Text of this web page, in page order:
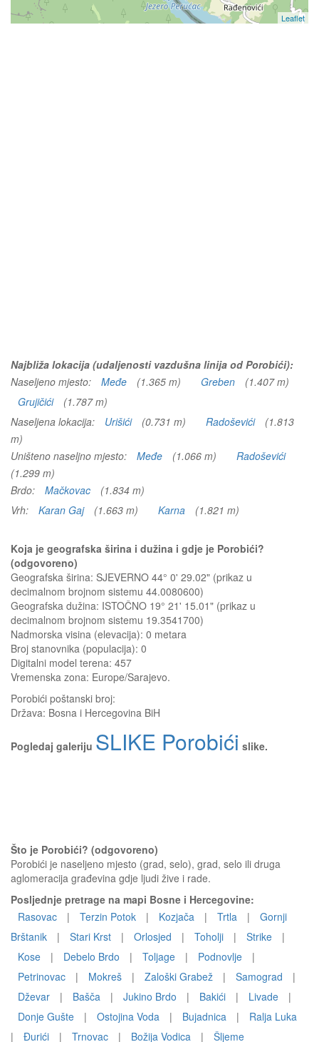
Leaflet
Najbliža lokacija (udaljenosti vazdušna linija od Porobići):
Naseljeno mjesto:
Međe (1.365 m) Greben
(1.407 m)
Grujičići
(1.787 m)
Naseljena lokacija:
Urišići (0.731 m) Radoševići
(1.813
m)
Uništeno naseljno mjesto:
Međe (1.066 m)
Radoševići
(1.299 m)
Brdo:
Mačkovac
(1.834 m)
Vrh:
Karan Gaj (1.663 m) Karna (1.821 m)
Koja je geografska širina i dužina i gdje je Porobići?
(odgovoreno)
Geografska širina: SJEVERNO 44° 0' 29.02" (prikaz u
decimalnom brojnom sistemu 44.0080600)
Geografska dužina: ISTOČNO 19° 21' 15.01" (prikaz u
decimalnom brojnom sistemu 19.3541700)
Nadmorska visina (elevacija): 0 metara
Broj stanovnika (populacija): 0
Digitalni model terena: 457
Vremenska zona: Europe/Sarajevo.
Porobići poštanski broj:
Država: Bosna i Hercegovina BiH
Pogledaj galeriju SLIKE Porobići slike.
Što je Porobići? (odgovoreno)
Porobići je naseljeno mjesto (grad, selo), grad, selo ili druga
aglomeracija građevina gdje ljudi žive i rade.
Posljednje pretrage na mapi Bosne i Hercegovine:
Rasovac
| Terzin Potok | Kozjača | Trtla |
Gornji
Brštanik
| Stari Krst | Orlosjed | Toholji | Strike
|
Kose
| Debelo Brdo | Toljage | Podnovlje
|
Petrinovac
| Mokreš | Zaloški Grabež | Samograd
|
Dževar
| Bašča | Jukino Brdo | Bakići | Livade
|
Donje Gušte
| Ostojina Voda | Bujadnica |
Ralja Luka
|
Đurići | Trnovac | Božija Vodica | Šljeme